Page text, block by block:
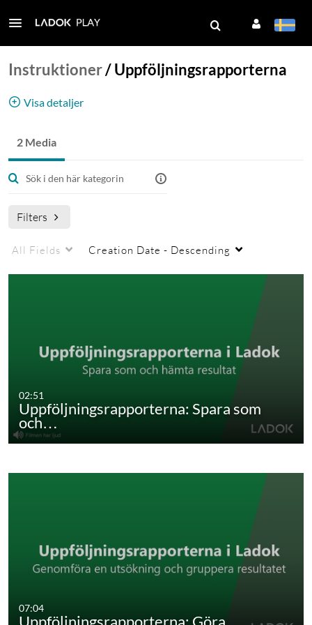
Instruktioner/Uppföljningsrapporterna
Visa detaljer
Utbildningsfilmer om uppföljningsrapporterna i
Ladok
2 Media
Filters
All Fields Creation Date - Descending
02:51
Uppföljningsrapporterna: Spara som
och…
07:04